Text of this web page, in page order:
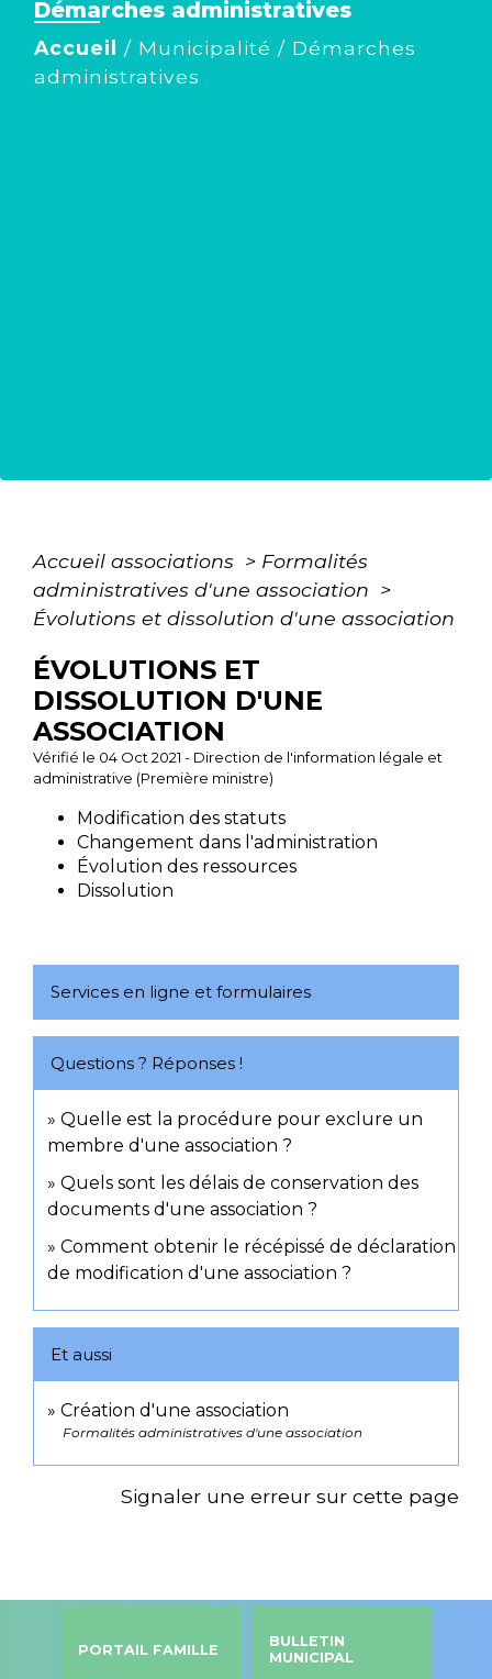
Démarches administratives
Accueil / Municipalité / Démarches
administratives
Accueil associations > Formalités
administratives d'une association >
Évolutions et dissolution d'une association
ÉVOLUTIONS ET
DISSOLUTION D'UNE
ASSOCIATION
Vérifié le 04 Oct 2021 - Direction de l'information légale et
administrative (Première ministre)
Modification des statuts
Changement dans l'administration
Évolution des ressources
Dissolution
Services en ligne et formulaires
Questions ? Réponses !
Quelle est la procédure pour exclure un
membre d'une association ?
Quels sont les délais de conservation des
documents d'une association ?
Comment obtenir le récépissé de déclaration
de modification d'une association ?
Et aussi
Création d'une association
Formalités administratives d'une association
Signaler une erreur sur cette page
PORTAIL FAMILLE
BULLETIN
MUNICIPAL